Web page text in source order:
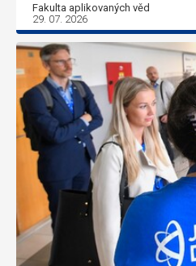
Fakulta aplikovaných věd
29. 07. 2026